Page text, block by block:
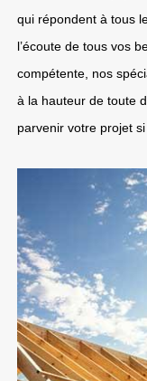
qui répondent à tous
l’écoute de tous vos
compétente, nos
à la hauteur de toute
parvenir votre projet